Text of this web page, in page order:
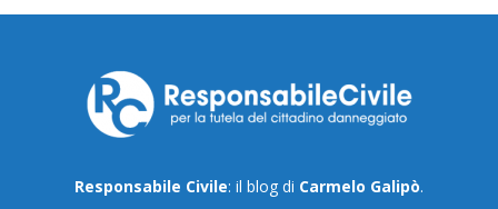
Responsabile Civile: il blog di Carmelo Galipò.